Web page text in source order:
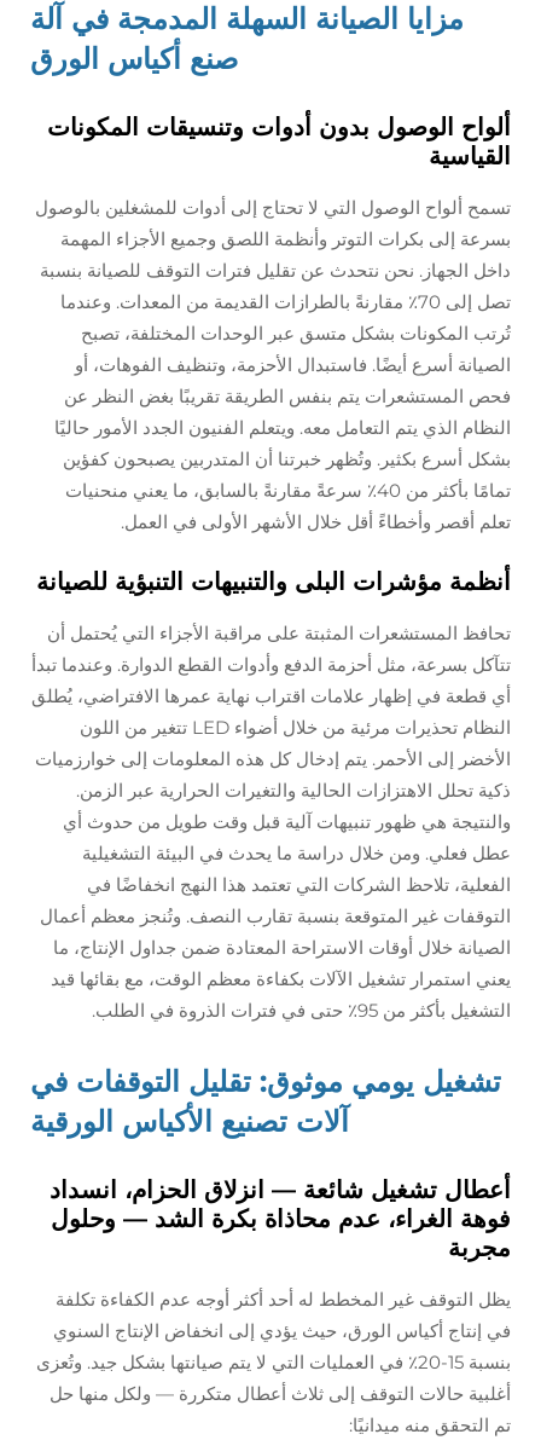
مزايا الصيانة السهلة المدمجة في آلة
صنع أكياس الورق
ألواح الوصول بدون أدوات وتنسيقات المكونات
القياسية
تسمح ألواح الوصول التي لا تحتاج إلى أدوات للمشغلين بالوصول
بسرعة إلى بكرات التوتر وأنظمة اللصق وجميع الأجزاء المهمة
داخل الجهاز. نحن نتحدث عن تقليل فترات التوقف للصيانة بنسبة
تصل إلى 70٪ مقارنةً بالطرازات القديمة من المعدات. وعندما
تُرتب المكونات بشكل متسق عبر الوحدات المختلفة، تصبح
الصيانة أسرع أيضًا. فاستبدال الأحزمة، وتنظيف الفوهات، أو
فحص المستشعرات يتم بنفس الطريقة تقريبًا بغض النظر عن
النظام الذي يتم التعامل معه. ويتعلم الفنيون الجدد الأمور حاليًا
بشكل أسرع بكثير. وتُظهر خبرتنا أن المتدربين يصبحون كفؤين
تمامًا بأكثر من 40٪ سرعةً مقارنةً بالسابق، ما يعني منحنيات
تعلم أقصر وأخطاءً أقل خلال الأشهر الأولى في العمل.
أنظمة مؤشرات البلى والتنبيهات التنبؤية للصيانة
تحافظ المستشعرات المثبتة على مراقبة الأجزاء التي يُحتمل أن
تتآكل بسرعة، مثل أحزمة الدفع وأدوات القطع الدوارة. وعندما تبدأ
أي قطعة في إظهار علامات اقتراب نهاية عمرها الافتراضي، يُطلق
النظام تحذيرات مرئية من خلال أضواء LED تتغير من اللون
الأخضر إلى الأحمر. يتم إدخال كل هذه المعلومات إلى خوارزميات
ذكية تحلل الاهتزازات الحالية والتغيرات الحرارية عبر الزمن.
والنتيجة هي ظهور تنبيهات آلية قبل وقت طويل من حدوث أي
عطل فعلي. ومن خلال دراسة ما يحدث في البيئة التشغيلية
الفعلية، تلاحظ الشركات التي تعتمد هذا النهج انخفاضًا في
التوقفات غير المتوقعة بنسبة تقارب النصف. وتُنجز معظم أعمال
الصيانة خلال أوقات الاستراحة المعتادة ضمن جداول الإنتاج، ما
يعني استمرار تشغيل الآلات بكفاءة معظم الوقت، مع بقائها قيد
التشغيل بأكثر من 95٪ حتى في فترات الذروة في الطلب.
تشغيل يومي موثوق: تقليل التوقفات في
آلات تصنيع الأكياس الورقية
أعطال تشغيل شائعة — انزلاق الحزام، انسداد
فوهة الغراء، عدم محاذاة بكرة الشد — وحلول
مجربة
يظل التوقف غير المخطط له أحد أكثر أوجه عدم الكفاءة تكلفة
في إنتاج أكياس الورق، حيث يؤدي إلى انخفاض الإنتاج السنوي
بنسبة 15-20٪ في العمليات التي لا يتم صيانتها بشكل جيد. وتُعزى
أغلبية حالات التوقف إلى ثلاث أعطال متكررة — ولكل منها حل
تم التحقق منه ميدانيًا: